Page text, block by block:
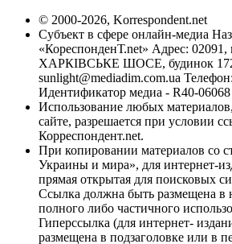
© 2000-2026, Korrespondent.net
Субъект в сфере онлайн-медиа
«КореспонденТ.net» Адрес: 02091,
ХАРКІВСЬКЕ ШОСЕ, будинок
sunlight@mediadim.com.ua
Идентификатор медиа - R40-06068
Использование любых
сайте, разрешается при условии
Корреспондент.net.
При копировании материалов со
Украины и мира», для интернет-
прямая открытая для поисковых
Ссылка должна быть размещена в
полного либо частичного
Гиперссылка (для интернет-
размещена в подзаголовке или в